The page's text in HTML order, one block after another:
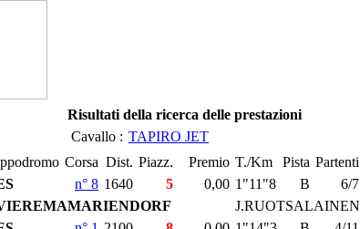
Risultati della ricerca delle prestazioni
Cavallo : TAPIRO JET
Corsa Dist. Piazz. Premio T./Km Pista Partenti
n° 8 1640 5 0,00 1"11"8 B 6/7
J.RUOTSALAINEN